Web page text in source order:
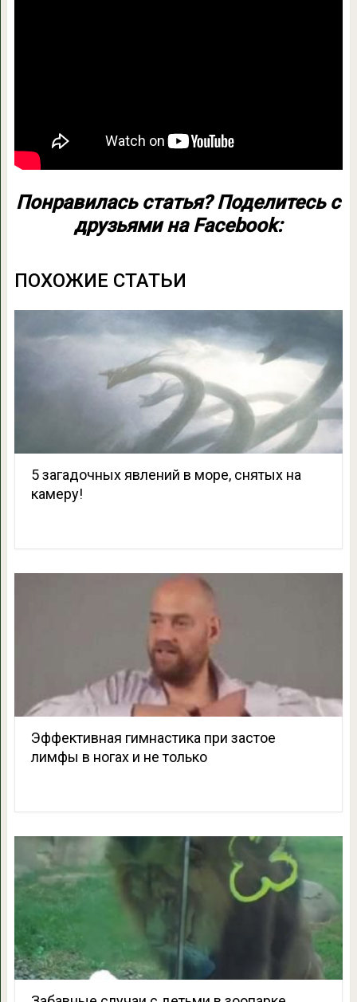
Понравилась статья? Поделитесь с
друзьями на Facebook:
ПОХОЖИЕ СТАТЬИ
5 загадочных явлений в море, снятых на
камеру!
Эффективная гимнастика при застое
лимфы в ногах и не только